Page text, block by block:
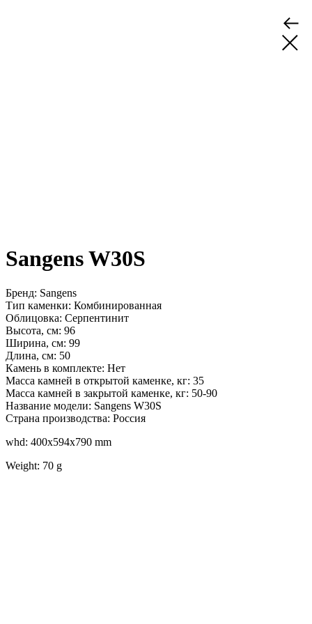
Sangens W30S
Бренд: Sangens
Тип каменки: Комбинированная
Облицовка: Серпентинит
Высота, см: 96
Ширина, см: 99
Длина, см: 50
Камень в комплекте: Нет
Масса камней в открытой каменке, кг: 35
Масса камней в закрытой каменке, кг: 50-90
Название модели: Sangens W30S
Страна производства: Россия
whd: 400x594x790 mm
Weight: 70 g